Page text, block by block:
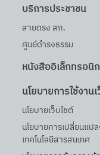
บริการประชาชน
สายตรง สถ.
ศูนย์ดำรงธรรม
หนังสืออิเล็กทรอนิ
นโยบายการใช้งาน
นโยบายเว็บไชต์
นโยบายการเปลี่ยนแ
เทคโนโลยีสารสนเทศ